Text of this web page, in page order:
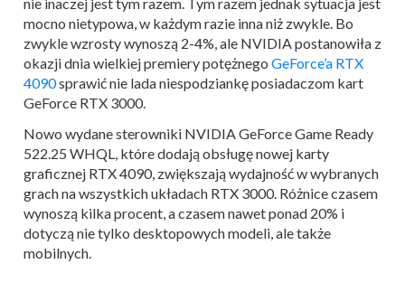
mocno nietypowa, w każdym razie inna niż zwykle. Bo
zwykle wzrosty wynoszą 2-4%, ale NVIDIA postanowiła z
okazji dnia wielkiej premiery potężnego GeForce’a RTX
4090sprawić nie lada niespodziankę posiadaczom kart
GeForce RTX 3000.
Nowo wydane sterowniki NVIDIA GeForce Game Ready
522.25 WHQL, które dodają obsługę nowej karty
graficznej RTX 4090, zwiększają wydajność w wybranych
grach na wszystkich układach RTX 3000. Różnice czasem
wynoszą kilka procent, a czasem nawet ponad 20% i
dotyczą nie tylko desktopowych modeli, ale także
mobilnych.